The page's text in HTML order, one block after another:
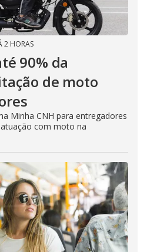
2 HORAS
90% da
de moto
Minha CNH para entregadores
com moto na